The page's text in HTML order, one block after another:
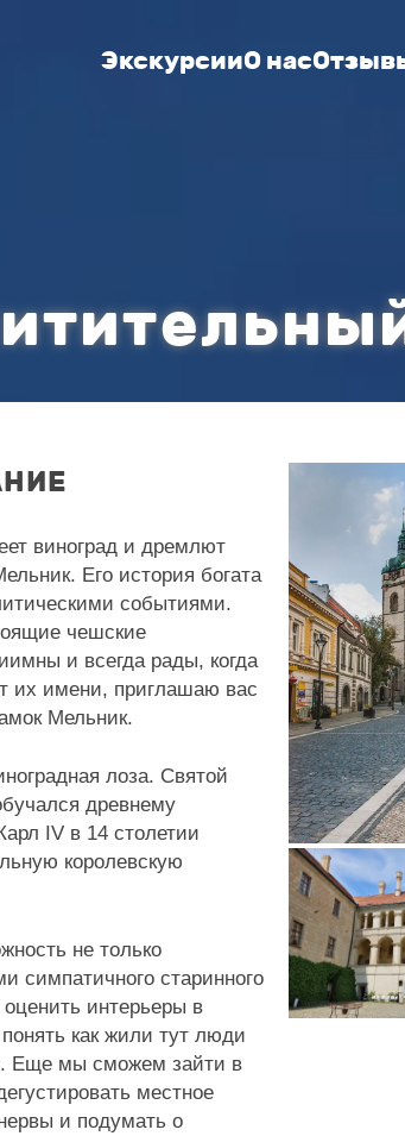
ЭкскурсииО нас
виноград и дремлют
Его история богата
событиями.
чешские
и всегда рады, когда
их имени, приглашаю вас
Мельник.
лоза. Святой
древнему
IV в 14 столетии
королевскую
не только
симпатичного старинного
оценить интерьеры в
как жили тут люди
Еще мы сможем зайти в
местное
и подумать о